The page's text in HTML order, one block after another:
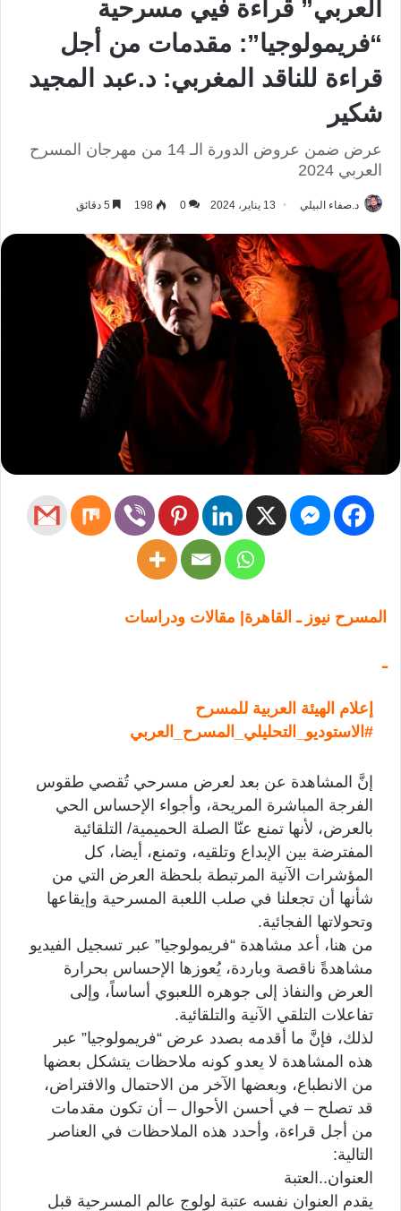
العربي” قراءة فيي مسرحية
“فريمولوجيا”: مقدمات من أجل
قراءة للناقد المغربي: د.عبد المجيد
شكير
عرض ضمن عروض الدورة الـ 14 من مهرجان المسرح
العربي 2024
د.صفاء البيلي 13 يناير، 2024 0
198
المسرح نيوز ـ القاهرة| مقالات ودراسات
ـ
إعلام الهيئة العربية للمسرح
#الاستوديو_التحليلي_المسرح_العربي
إنَّ المشاهدة عن بعد لعرض مسرحي تُقصي طقوس
الفرجة المباشرة المريحة، وأجواء الإحساس الحي
بالعرض، لأنها تمنع عنّا الصلة الحميمية/ التلقائية
المفترضة بين الإبداع وتلقيه، وتمنع، أيضا، كل
المؤشرات الآنية المرتبطة بلحظة العرض التي من
شأنها أن تجعلنا في صلب اللعبة المسرحية وإيقاعها
وتحولاتها الفجائية.
من هنا، أعد مشاهدة “فريمولوجيا” عبر تسجيل الفيديو
مشاهدةً ناقصة وباردة، يُعوزها الإحساس بحرارة
العرض والنفاذ إلى جوهره اللعبوي أساساً، وإلى
تفاعلات التلقي الآنية والتلقائية.
لذلك، فإنَّ ما أقدمه بصدد عرض “فريمولوجيا” عبر
هذه المشاهدة لا يعدو كونه ملاحظات يتشكل بعضها
من الانطباع، وبعضها الآخر من الاحتمال والافتراض،
قد تصلح – في أحسن الأحوال – أن تكون مقدمات
من أجل قراءة، وأحدد هذه الملاحظات في العناصر
التالية:
العنوان..العتبة
يقدم العنوان نفسه عتبة لولوج عالم المسرحية قبل